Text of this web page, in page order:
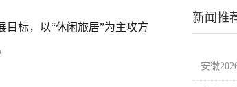
目标，以“休闲旅居”为主攻方
新闻推
安徽